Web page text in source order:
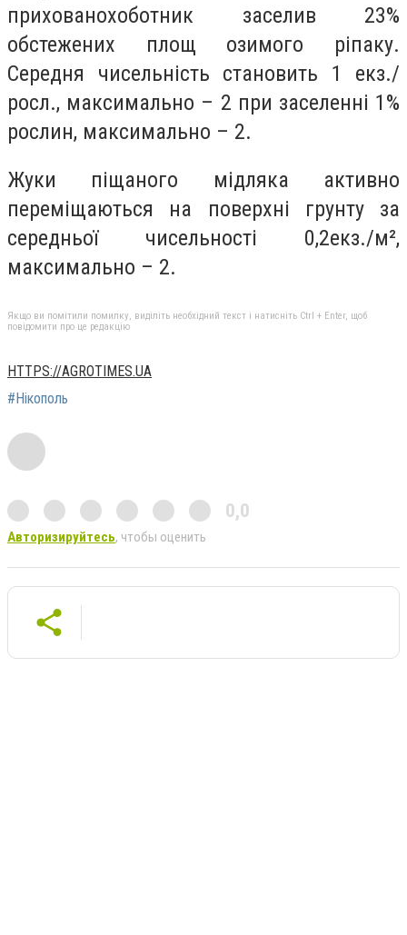
прихованохоботник заселив 23%
обстежених площ озимого ріпаку.
Середня чисельність становить 1 екз./
росл., максимально – 2 при заселенні 1%
рослин, максимально – 2.
Жуки піщаного мідляка активно
переміщаються на поверхні грунту за
середньої чисельності 0,2екз./м²,
максимально – 2.
Якщо ви помітили помилку, виділіть необхідний текст і натисніть Ctrl + Enter, щоб
повідомити про це редакцію
HTTPS://AGROTIMES.UA
#Нікополь
0,0
Авторизируйтесь, чтобы оценить